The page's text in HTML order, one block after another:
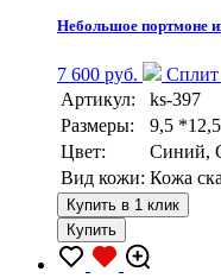
Небольшое портмоне
7 600 руб.
Сплит
Артикул:
ks-397
Размеры:
9,5
Цвет:
Синий,
Вид кожи: Кожа
Купить в 1 клик
Купить